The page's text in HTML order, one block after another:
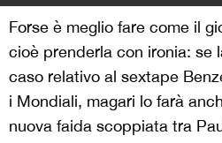
Forse è meglio fare come il
cioè prenderla con ironia: se
caso relativo al sextape
i Mondiali, magari lo farà
nuova faida scoppiata tra